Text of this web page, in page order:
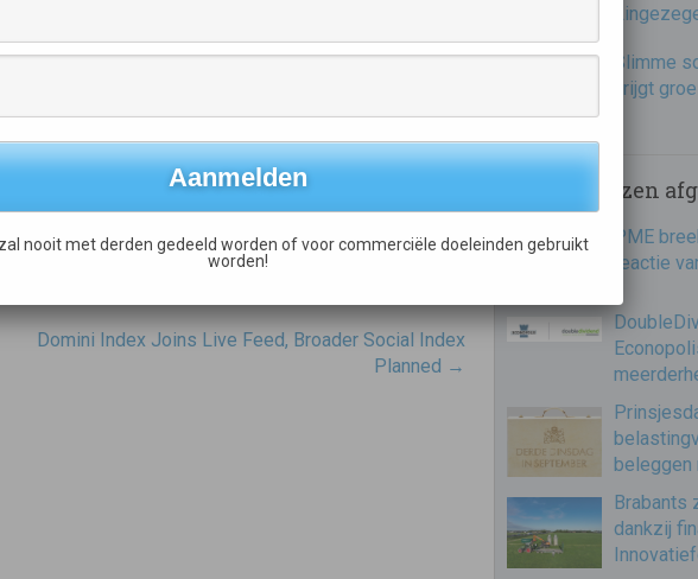
bij van Shell. Ze willen dat de multinational meer
zonne-energie ‘nu al’ een belangrijke rol speelt en in
van zonne-energie zijn de afgelopen tien jaar
derde. Shell meldt door nieuwe technologie en door
te maken.
Domini Index Joins Live Feed, Broader Social Index
Planned →
Slimme
krijgt
Meest gelezen
PME
reactie
beleggen
Brabants
dankzij
nooit met derden gedeeld worden of voor commerciële doeleinden gebruikt
worden!